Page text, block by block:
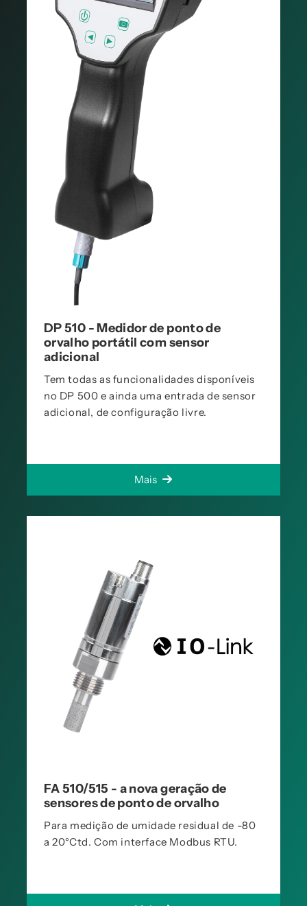
DP 510 - Medidor de ponto de
orvalho portátil com sensor
adicional
Tem todas as funcionalidades disponíveis
no DP 500 e ainda uma entrada de sensor
adicional, de configuração livre.
Mais
FA 510/515 - a nova geração de
sensores de ponto de orvalho
Para medição de umidade residual de -80
a 20°Ctd. Com interface Modbus RTU.